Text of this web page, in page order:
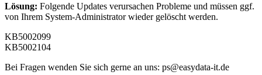
Lösung: Folgende Updates verursachen Probleme und müssen ggf.
von Ihrem System-Administrator wieder gelöscht werden.
KB5002099
KB5002104
Bei Fragen wenden Sie sich gerne an uns: ps@easydata-it.de